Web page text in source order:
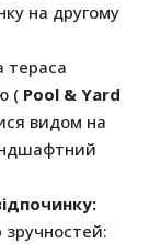
на другому
тераса
( Pool & Yard
видом на
зручностей: